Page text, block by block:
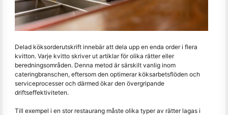
Delad köksorderutskrift innebär att dela upp en enda order i flera
kvitton. Varje kvitto skriver ut artiklar för olika rätter eller
beredningsområden. Denna metod är särskilt vanlig inom
cateringbranschen, eftersom den optimerar köksarbetsflöden och
serviceprocesser och därmed ökar den övergripande
driftseffektiviteten.
Till exempel i en stor restaurang måste olika typer av rätter lagas i